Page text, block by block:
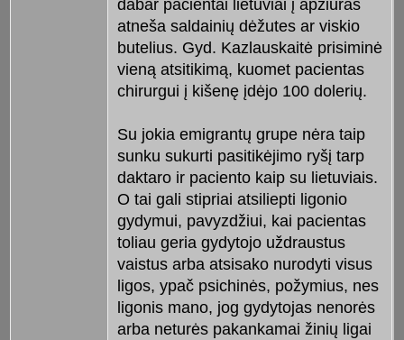
dabar pacientai lietuviai į apžiūras
atneša saldainių dėžutes ar viskio
butelius. Gyd. Kazlauskaitė prisiminė
vieną atsitikimą, kuomet pacientas
chirurgui į kišenę įdėjo 100 dolerių.
Su jokia emigrantų grupe nėra taip
sunku sukurti pasitikėjimo ryšį tarp
daktaro ir paciento kaip su lietuviais.
O tai gali stipriai atsiliepti ligonio
gydymui, pavyzdžiui, kai pacientas
toliau geria gydytojo uždraustus
vaistus arba atsisako nurodyti visus
ligos, ypač psichinės, požymius, nes
ligonis mano, jog gydytojas nenorės
arba neturės pakankamai žinių ligai